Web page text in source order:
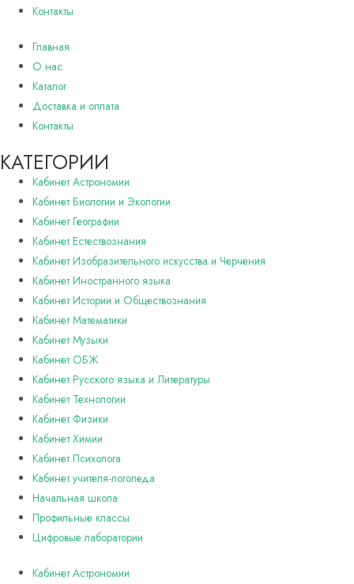
Контакты
Главная
О нас
Каталог
Доставка и оплата
Контакты
КАТЕГОРИИ
Кабинет Астрономии
Кабинет Биологии и Экологии
Кабинет Географии
Кабинет Естествознания
Кабинет Изобразительного искусства и Черчения
Кабинет Иностранного языка
Кабинет Истории и Обществознания
Кабинет Математики
Кабинет Музыки
Кабинет ОБЖ
Кабинет Русского языка и Литературы
Кабинет Технологии
Кабинет Физики
Кабинет Химии
Кабинет Психолога
Кабинет учителя-логопеда
Начальная школа
Профильные классы
Цифровые лаборатории
Кабинет Астрономии